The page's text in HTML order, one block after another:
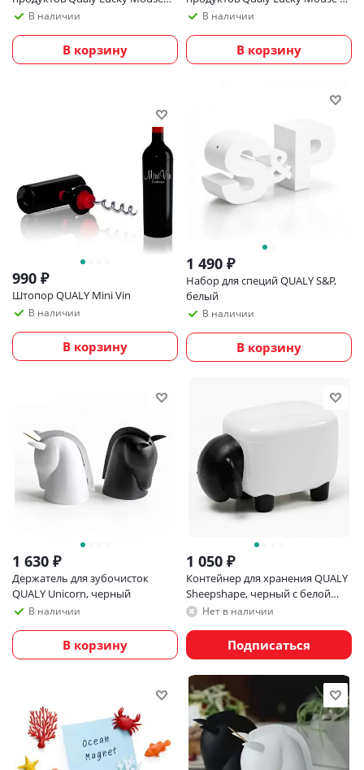
Seasoning, 4 шт
В наличии
В корзину
л
В наличии
В корзину
990 ₽
Штопор QUALY Mini Vin
В наличии
В корзину
1 490 ₽
Набор для специй QUALY S&P,
белый
В наличии
В корзину
1 630 ₽
Держатель для зубочисток
QUALY Unicorn, черный
В наличии
В корзину
1 050 ₽
Контейнер для хранения QUALY
Sheepshape, черный с белой
крышкой
Нет в наличии
Подписаться